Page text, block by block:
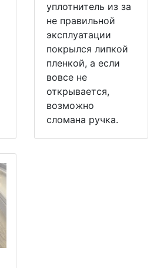
уплотнитель из за
не правильной
эксплуатации
покрылся липкой
пленкой, а если
вовсе не
открывается,
возможно
сломана ручка.